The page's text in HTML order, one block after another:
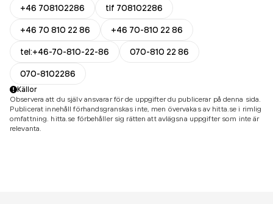
+46 708102286
tlf 708102286
+46 70 810 22 86
+46 70-810 22 86
tel:+46-70-810-22-86
070-810 22 86
070-8102286
Källor
Observera att du själv ansvarar för de uppgifter du publicerar på denna sida.
Publicerat innehåll förhandsgranskas inte, men övervakas av hitta.se i rimlig
omfattning. hitta.se förbehåller sig rätten att avlägsna uppgifter som inte är
relevanta.